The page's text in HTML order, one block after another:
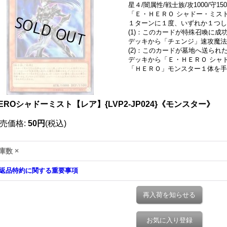
星４/闇属性/戦士族/攻1000/守
「Ｅ・ＨＥＲＯ シャドー・ミス
１ターンに１度、いずれか１つ
(1)：このカードが特殊召喚に成
デッキから「チェンジ」速攻魔
(2)：このカードが墓地へ送られ
デッキから「Ｅ・ＨＥＲＯ シャ
「ＨＥＲＯ」モンスター１体を
シャドーミスト【レア】{LVP2-JP024}《モンスター》
価格: 50円 (税込)
数 ×
品特約に関する重要事項
再入荷を知らせる
お気に入り登録